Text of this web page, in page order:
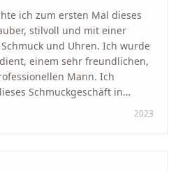
Qualität, persönlichen
schätzt, ist hier genau
ich zum ersten Mal dieses
stilvoll und mit einer
und Uhren. Ich wurde
einem sehr freundlichen,
Mann. Ich
Schmuckgeschäft in
war sehr zufrieden und
Ich danke Ihnen – ich
2023